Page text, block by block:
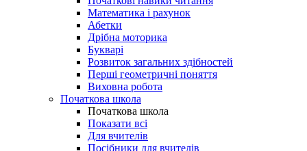
Математика і рахунок
Абетки
Дрібна моторика
Букварі
Розвиток загальних здібностей
Перші геометричні поняття
Виховна робота
Початкова школа
Початкова школа
Показати всі
Для вчителів
Посібники для вчителів